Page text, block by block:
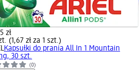
zł
(1,67 zł za 1 szt.)
Kapsułki do prania All In 1 Mountain
30 szt.
(0)